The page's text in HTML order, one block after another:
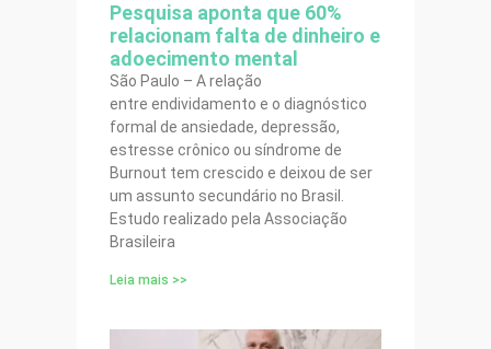
Pesquisa aponta que 60%
relacionam falta de dinheiro e
adoecimento mental
São Paulo – A relação
entre endividamento e o diagnóstico
formal de ansiedade, depressão,
estresse crônico ou síndrome de
Burnout tem crescido e deixou de ser
um assunto secundário no Brasil.
Estudo realizado pela Associação
Brasileira
Leia mais >>